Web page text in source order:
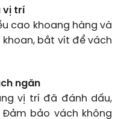
vị trí
cao khoang hàng và
bắt vít để vách
ngăn
vị trí đã đánh dấu,
bảo vách không